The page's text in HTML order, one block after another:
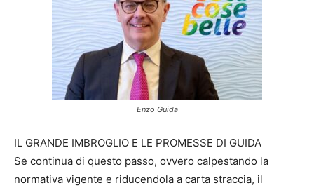
Enzo Guida
IL GRANDE IMBROGLIO E LE PROMESSE DI GUIDA
Se continua di questo passo, ovvero calpestando la
normativa vigente e riducendola a carta straccia, il